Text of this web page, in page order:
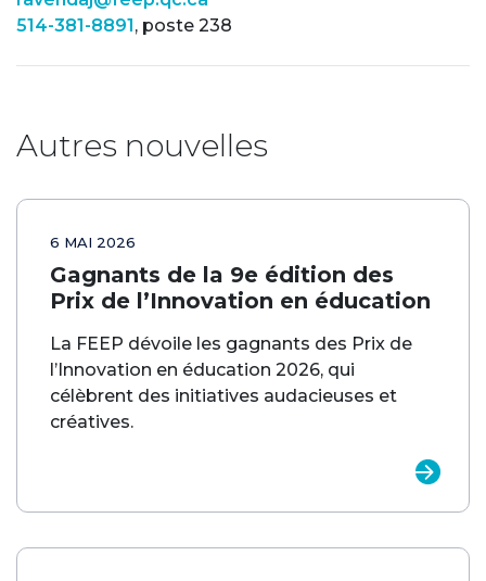
514-381-8891, poste 238
Autres nouvelles
6 MAI 2026
Gagnants de la 9e édition des
Prix de l’Innovation en éducation
La FEEP dévoile les gagnants des Prix de
l’Innovation en éducation 2026, qui
célèbrent des initiatives audacieuses et
créatives.